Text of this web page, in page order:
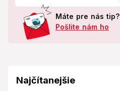
Máte pre nás tip?
Pošlite nám ho
Najčítanejšie